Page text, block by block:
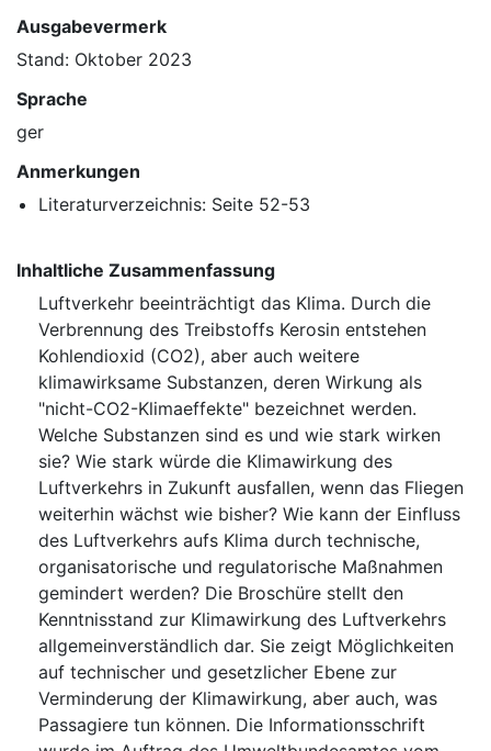
Ausgabevermerk
Stand: Oktober 2023
Sprache
ger
Anmerkungen
Literaturverzeichnis: Seite 52-53
Inhaltliche Zusammenfassung
Luftverkehr beeinträchtigt das ⁠Klima⁠. Durch die
Verbrennung des Treibstoffs Kerosin entstehen
Kohlendioxid (CO2), aber auch weitere
klimawirksame Substanzen, deren Wirkung als
"nicht-CO2-Klimaeffekte" bezeichnet werden.
Welche Substanzen sind es und wie stark wirken
sie? Wie stark würde die ⁠Klimawirkung⁠ des
Luftverkehrs in Zukunft ausfallen, wenn das Fliegen
weiterhin wächst wie bisher? Wie kann der Einfluss
des Luftverkehrs aufs Klima durch technische,
organisatorische und regulatorische Maßnahmen
gemindert werden? Die Broschüre stellt den
Kenntnisstand zur Klimawirkung des Luftverkehrs
allgemeinverständlich dar. Sie zeigt Möglichkeiten
auf technischer und gesetzlicher Ebene zur
Verminderung der Klimawirkung, aber auch, was
Passagiere tun können. Die Informationsschrift